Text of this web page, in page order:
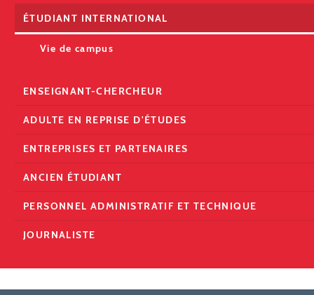
ÉTUDIANT INTERNATIONAL
Vie de campus
ENSEIGNANT-CHERCHEUR
ADULTE EN REPRISE D'ÉTUDES
ENTREPRISES ET PARTENAIRES
ANCIEN ÉTUDIANT
PERSONNEL ADMINISTRATIF ET TECHNIQUE
JOURNALISTE